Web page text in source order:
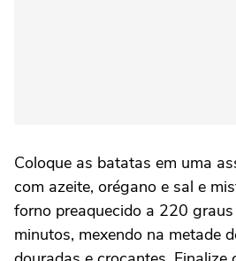
Coloque as batatas em uma
com azeite, orégano e sal e
forno preaquecido a 220
minutos, mexendo na metade